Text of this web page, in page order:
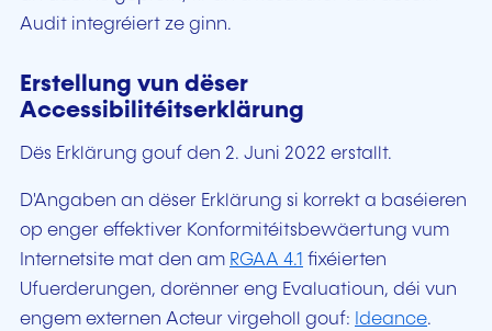
Audit integréiert ze ginn.
Erstellung vun dëser
Accessibilitéitserklärung
Dës Erklärung gouf den 2. Juni 2022 erstallt.
D'Angaben an dëser Erklärung si korrekt a baséieren
op enger effektiver Konformitéitsbewäertung vum
Internetsite mat den am RGAA 4.1 fixéierten
Ufuerderungen, dorënner eng Evaluatioun, déi vun
engem externen Acteur virgeholl gouf: Ideance.